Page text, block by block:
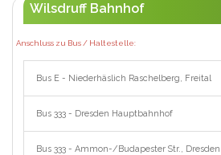
Wilsdruff Bahnhof
Anschluss zu Bus / Haltestelle:
Bus E - Niederhäslich Raschelberg, Freital
Bus 333 - Dresden Hauptbahnhof
Bus 333 - Ammon-/Budapester Str., Dresden